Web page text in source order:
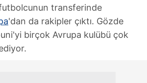
transferinde
'dan da rakipler çıktı. Gözde
birçok Avrupa kulübü çok